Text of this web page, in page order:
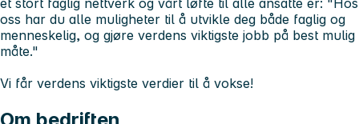
et stort faglig nettverk og vårt løfte til alle ansatte er: "Hos
oss har du alle muligheter til å utvikle deg både faglig og
menneskelig, og gjøre verdens viktigste jobb på best mulig
måte."
Vi får verdens viktigste verdier til å vokse!